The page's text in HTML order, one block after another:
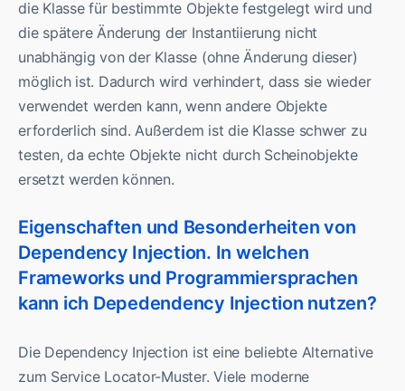
die Klasse für bestimmte Objekte festgelegt wird und
die spätere Änderung der Instantiierung nicht
unabhängig von der Klasse (ohne Änderung dieser)
möglich ist. Dadurch wird verhindert, dass sie wieder
verwendet werden kann, wenn andere Objekte
erforderlich sind. Außerdem ist die Klasse schwer zu
testen, da echte Objekte nicht durch Scheinobjekte
ersetzt werden können.
Eigenschaften und Besonderheiten von
Dependency Injection. In welchen
Frameworks und Programmiersprachen
kann ich Depedendency Injection nutzen?
Die Dependency Injection ist eine beliebte Alternative
zum Service Locator-Muster. Viele moderne